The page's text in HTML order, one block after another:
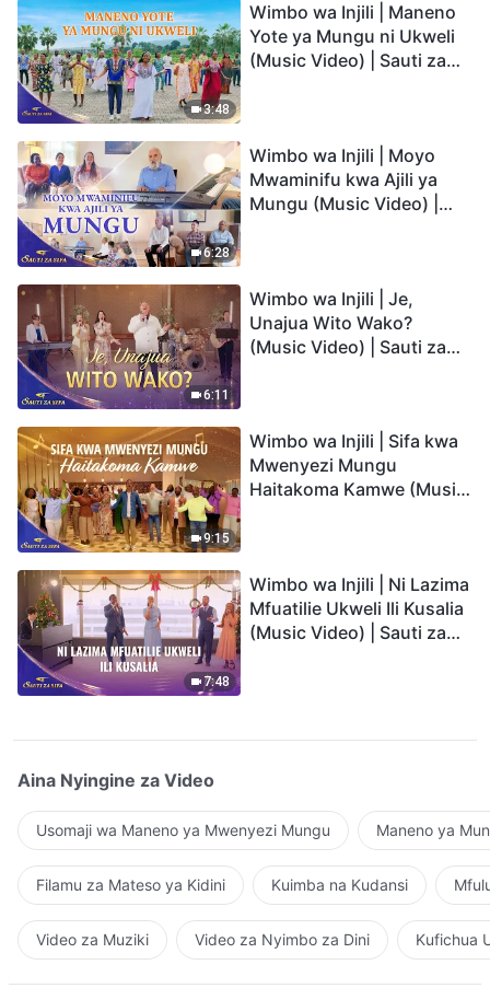
3:48
Wimbo wa Injili | Maneno
Yote ya Mungu ni Ukweli
(Music Video) | Sauti za
6:28
Wimbo wa Injili | Moyo
Mwaminifu kwa Ajili ya
Mungu (Music Video) |
6:11
Wimbo wa Injili | Je,
Unajua Wito Wako?
(Music Video) | Sauti za
9:15
Wimbo wa Injili | Sifa kwa
Mwenyezi Mungu
Haitakoma Kamwe (Music
7:48
Wimbo wa Injili | Ni Lazima
Mfuatilie Ukweli Ili Kusalia
(Music Video) | Sauti za
Aina Nyingine za Video
Usomaji wa Maneno ya Mwenyezi Mungu Maneno ya
Filamu za Mateso ya Kidini Kuimba na Kudansi
Video za Muziki Video za Nyimbo za Dini Kufichua